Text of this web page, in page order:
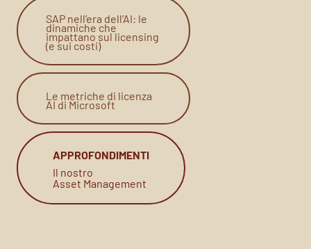
SAP nell’era dell’AI: le
dinamiche che
impattano sul licensing
(e sui costi)
Le metriche di licenza
AI di Microsoft
APPROFONDIMENTI
Il nostro
Asset Management